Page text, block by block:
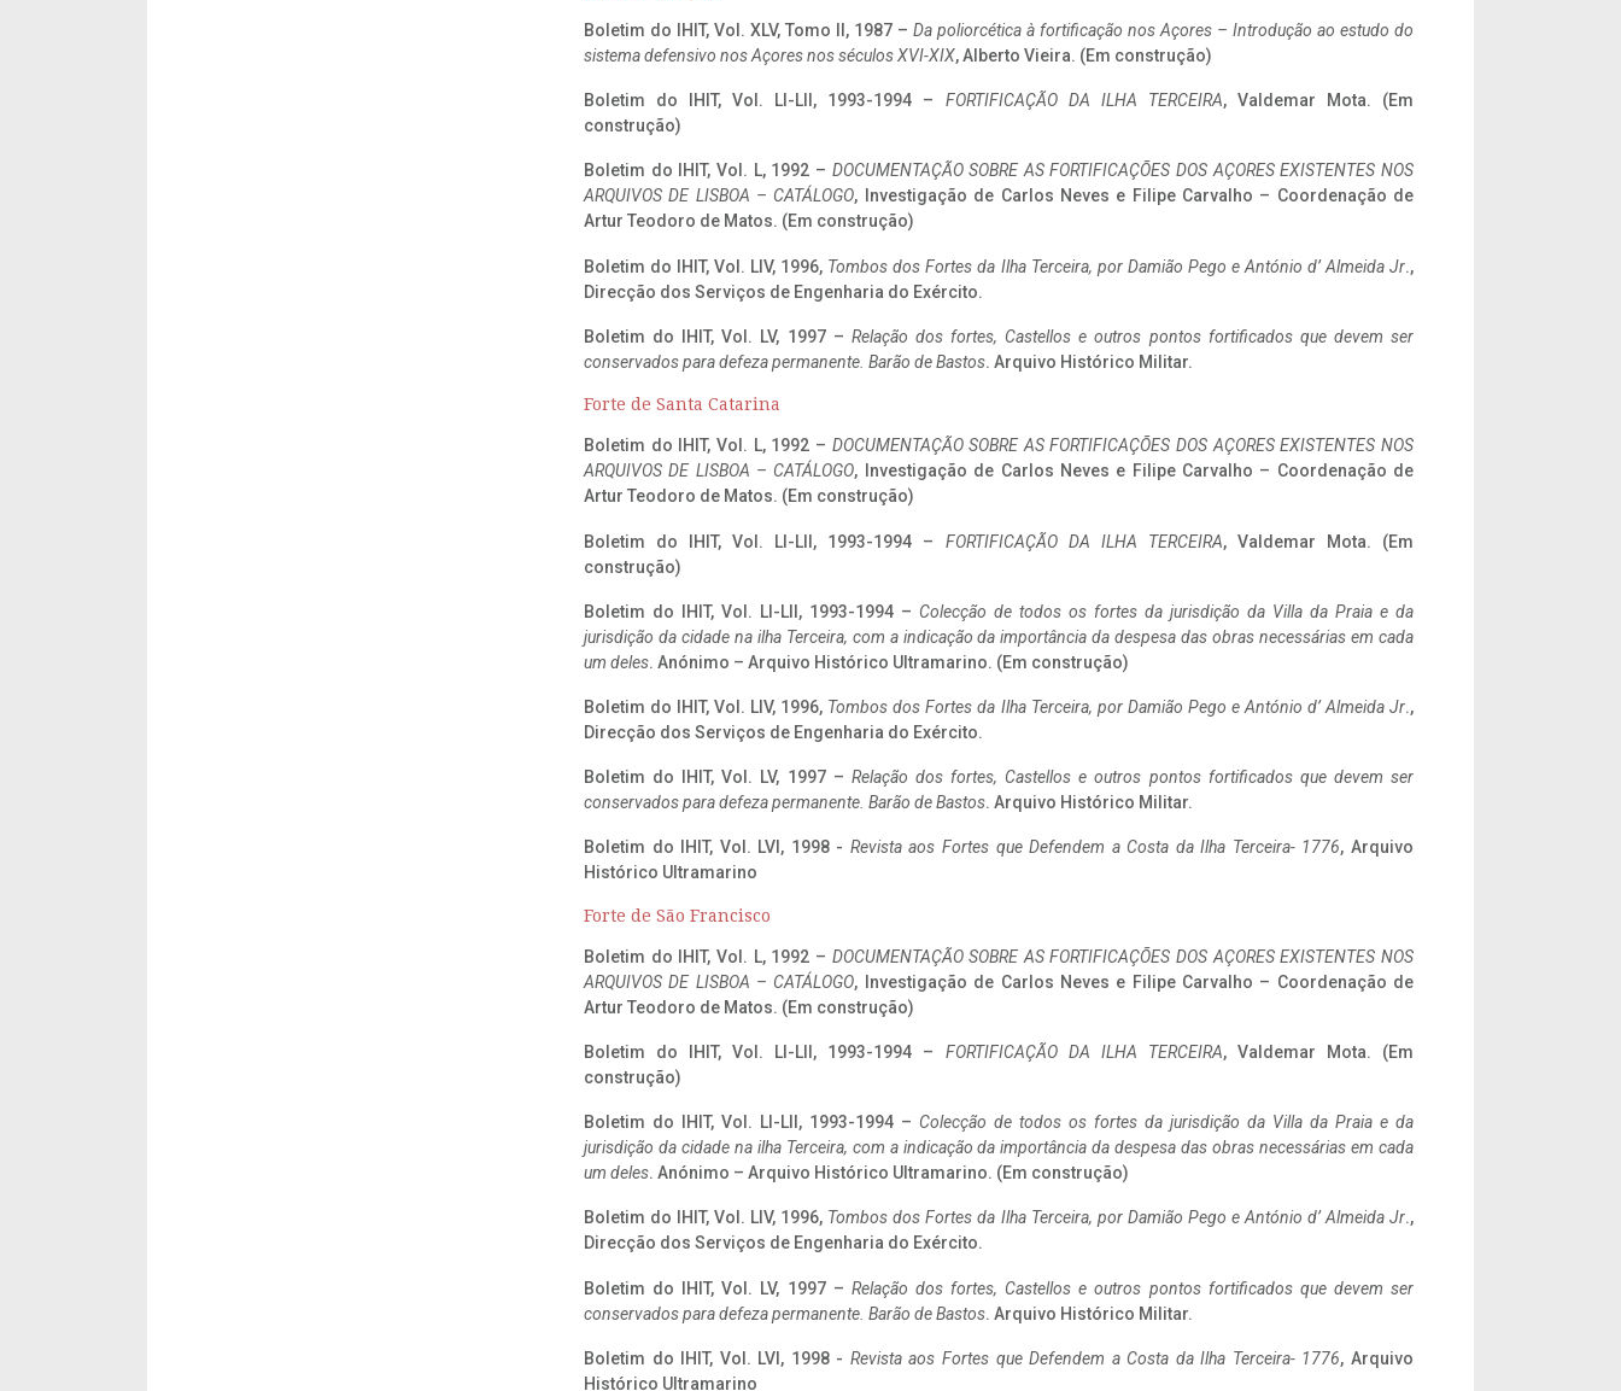
Boletim do IHIT, Vol. XLV, Tomo II, 1987 – Da poliorcética à fortificação nos Açores – Introdução ao estudo do
sistema defensivo nos Açores nos séculos XVI-XIX, Alberto Vieira. (Em construção)
Boletim do IHIT, Vol. LI-LII, 1993-1994 – FORTIFICAÇÃO DA ILHA TERCEIRA, Valdemar Mota. (Em
construção)
Boletim do IHIT, Vol. L, 1992 – DOCUMENTAÇÃO SOBRE AS FORTIFICAÇÕES DOS AÇORES EXISTENTES NOS
ARQUIVOS DE LISBOA – CATÁLOGO, Investigação de Carlos Neves e Filipe Carvalho – Coordenação de
Artur Teodoro de Matos. (Em construção)
Boletim do IHIT, Vol. LIV, 1996, Tombos dos Fortes da Ilha Terceira, por Damião Pego e António d’ Almeida Jr.,
Direcção dos Serviços de Engenharia do Exército.
Boletim do IHIT, Vol. LV, 1997 – Relação dos fortes, Castellos e outros pontos fortificados que devem ser
conservados para defeza permanente. Barão de Bastos. Arquivo Histórico Militar.
Forte de Santa Catarina
Boletim do IHIT, Vol. L, 1992 – DOCUMENTAÇÃO SOBRE AS FORTIFICAÇÕES DOS AÇORES EXISTENTES NOS
ARQUIVOS DE LISBOA – CATÁLOGO, Investigação de Carlos Neves e Filipe Carvalho – Coordenação de
Artur Teodoro de Matos. (Em construção)
Boletim do IHIT, Vol. LI-LII, 1993-1994 – FORTIFICAÇÃO DA ILHA TERCEIRA, Valdemar Mota. (Em
construção)
Boletim do IHIT, Vol. LI-LII, 1993-1994 – Colecção de todos os fortes da jurisdição da Villa da Praia e da
jurisdição da cidade na ilha Terceira, com a indicação da importância da despesa das obras necessárias em cada
um deles. Anónimo – Arquivo Histórico Ultramarino. (Em construção)
Boletim do IHIT, Vol. LIV, 1996, Tombos dos Fortes da Ilha Terceira, por Damião Pego e António d’ Almeida Jr.,
Direcção dos Serviços de Engenharia do Exército.
Boletim do IHIT, Vol. LV, 1997 – Relação dos fortes, Castellos e outros pontos fortificados que devem ser
conservados para defeza permanente. Barão de Bastos. Arquivo Histórico Militar.
Boletim do IHIT, Vol. LVI, 1998 - Revista aos Fortes que Defendem a Costa da Ilha Terceira- 1776, Arquivo
Histórico Ultramarino
Forte de São Francisco
Boletim do IHIT, Vol. L, 1992 – DOCUMENTAÇÃO SOBRE AS FORTIFICAÇÕES DOS AÇORES EXISTENTES NOS
ARQUIVOS DE LISBOA – CATÁLOGO, Investigação de Carlos Neves e Filipe Carvalho – Coordenação de
Artur Teodoro de Matos. (Em construção)
Boletim do IHIT, Vol. LI-LII, 1993-1994 – FORTIFICAÇÃO DA ILHA TERCEIRA, Valdemar Mota. (Em
construção)
Boletim do IHIT, Vol. LI-LII, 1993-1994 – Colecção de todos os fortes da jurisdição da Villa da Praia e da
jurisdição da cidade na ilha Terceira, com a indicação da importância da despesa das obras necessárias em cada
um deles. Anónimo – Arquivo Histórico Ultramarino. (Em construção)
Boletim do IHIT, Vol. LIV, 1996, Tombos dos Fortes da Ilha Terceira, por Damião Pego e António d’ Almeida Jr.,
Direcção dos Serviços de Engenharia do Exército.
Boletim do IHIT, Vol. LV, 1997 – Relação dos fortes, Castellos e outros pontos fortificados que devem ser
conservados para defeza permanente. Barão de Bastos. Arquivo Histórico Militar.
Boletim do IHIT, Vol. LVI, 1998 - Revista aos Fortes que Defendem a Costa da Ilha Terceira- 1776, Arquivo
Histórico Ultramarino